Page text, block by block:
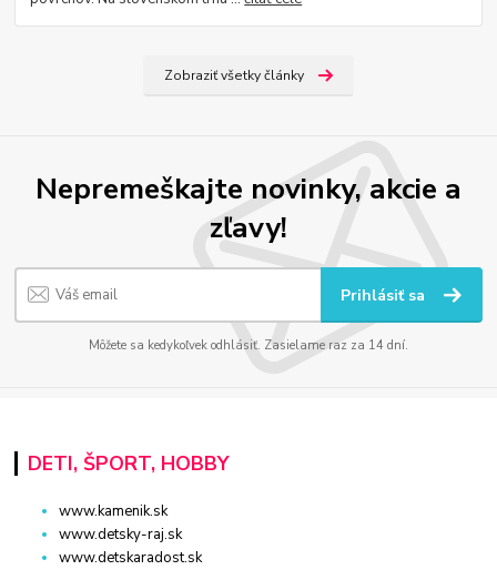
Zobraziť všetky články
Nepremeškajte novinky, akcie a
zľavy!
Prihlásiť sa
Môžete sa kedykoľvek odhlásiť. Zasielame raz za 14 dní.
DETI, ŠPORT, HOBBY
www.kamenik.sk
www.detsky-raj.sk
www.detskaradost.sk